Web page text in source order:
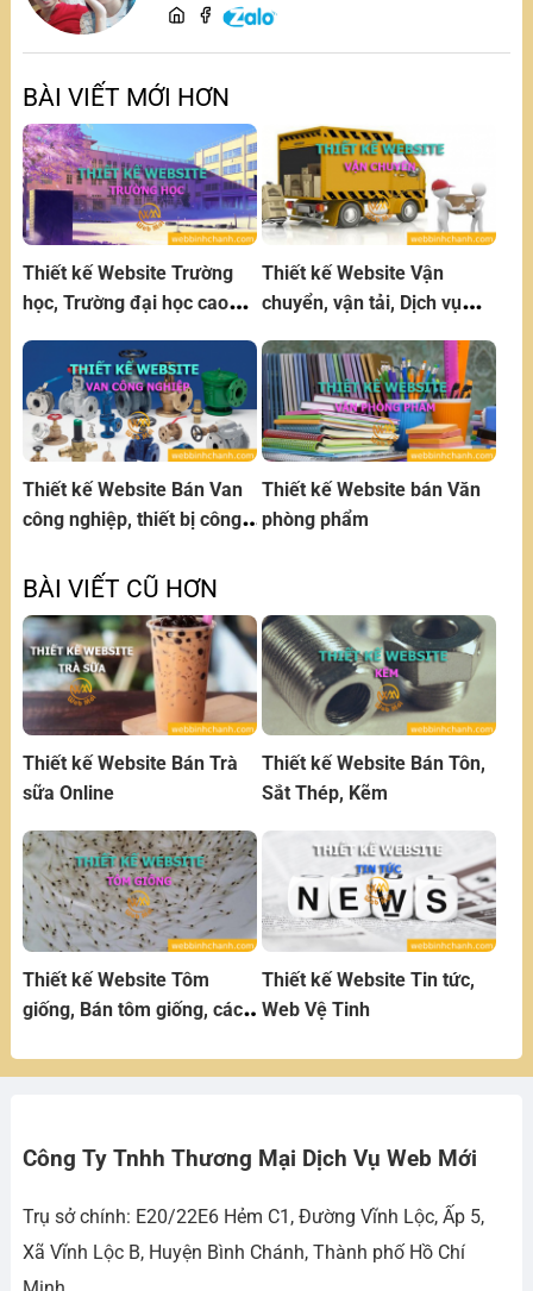
content, chuyên tư vấn các vấn đề về
BÀI VIẾT MỚI HƠN
Thiết kế Website Trường
học, Trường đại học cao
Thiết kế Website Vận
chuyển, vận tải, Dịch vụ
Thiết kế Website Bán Van
công nghiệp, thiết bị công
Thiết kế Website bán Văn
phòng phẩm
BÀI VIẾT CŨ HƠN
Thiết kế Website Bán Trà
sữa Online
Thiết kế Website Bán Tôn,
Sắt Thép, Kẽm
Thiết kế Website Tôm
giống, Bán tôm giống, các
Thiết kế Website Tin tức,
Web Vệ Tinh
Công Ty Tnhh Thương Mại Dịch Vụ Web Mới
Trụ sở chính: E20/22E6 Hẻm C1, Đường Vĩnh Lộc, Ấp 5,
Xã Vĩnh Lộc B, Huyện Bình Chánh, Thành phố Hồ Chí